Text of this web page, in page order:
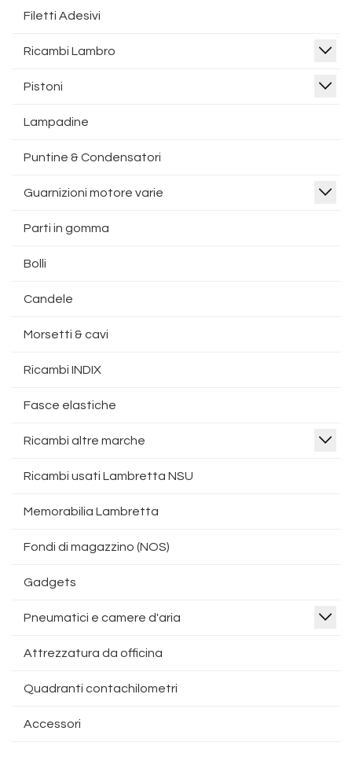
Filetti Adesivi
Ricambi Lambro
Pistoni
Lampadine
Puntine & Condensatori
Guarnizioni motore varie
Parti in gomma
Bolli
Candele
Morsetti & cavi
Ricambi INDIX
Fasce elastiche
Ricambi altre marche
Ricambi usati Lambretta NSU
Memorabilia Lambretta
Fondi di magazzino (NOS)
Gadgets
Pneumatici e camere d'aria
Attrezzatura da officina
Quadranti contachilometri
Accessori